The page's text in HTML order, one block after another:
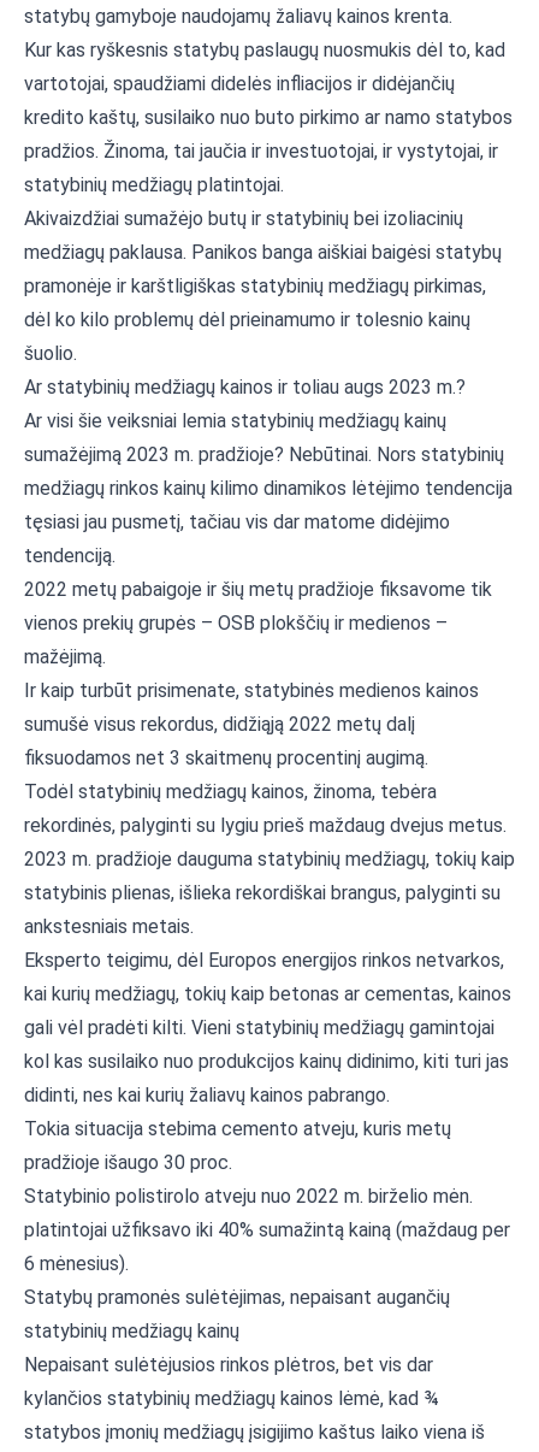
statybų gamyboje naudojamų žaliavų kainos krenta.
Kur kas ryškesnis statybų paslaugų nuosmukis dėl to, kad
vartotojai, spaudžiami didelės infliacijos ir didėjančių
kredito kaštų, susilaiko nuo buto pirkimo ar namo statybos
pradžios. Žinoma, tai jaučia ir investuotojai, ir vystytojai, ir
statybinių medžiagų platintojai.
Akivaizdžiai sumažėjo butų ir statybinių bei izoliacinių
medžiagų paklausa. Panikos banga aiškiai baigėsi statybų
pramonėje ir karštligiškas statybinių medžiagų pirkimas,
dėl ko kilo problemų dėl prieinamumo ir tolesnio kainų
šuolio.
Ar statybinių medžiagų kainos ir toliau augs 2023 m.?
Ar visi šie veiksniai lemia statybinių medžiagų kainų
sumažėjimą 2023 m. pradžioje? Nebūtinai. Nors statybinių
medžiagų rinkos kainų kilimo dinamikos lėtėjimo tendencija
tęsiasi jau pusmetį, tačiau vis dar matome didėjimo
tendenciją.
2022 metų pabaigoje ir šių metų pradžioje fiksavome tik
vienos prekių grupės – OSB plokščių ir medienos –
mažėjimą.
Ir kaip turbūt prisimenate, statybinės medienos kainos
sumušė visus rekordus, didžiąją 2022 metų dalį
fiksuodamos net 3 skaitmenų procentinį augimą.
Todėl statybinių medžiagų kainos, žinoma, tebėra
rekordinės, palyginti su lygiu prieš maždaug dvejus metus.
2023 m. pradžioje dauguma statybinių medžiagų, tokių kaip
statybinis plienas, išlieka rekordiškai brangus, palyginti su
ankstesniais metais.
Eksperto teigimu, dėl Europos energijos rinkos netvarkos,
kai kurių medžiagų, tokių kaip betonas ar cementas, kainos
gali vėl pradėti kilti. Vieni statybinių medžiagų gamintojai
kol kas susilaiko nuo produkcijos kainų didinimo, kiti turi jas
didinti, nes kai kurių žaliavų kainos pabrango.
Tokia situacija stebima cemento atveju, kuris metų
pradžioje išaugo 30 proc.
Statybinio polistirolo atveju nuo 2022 m. birželio mėn.
platintojai užfiksavo iki 40% sumažintą kainą (maždaug per
6 mėnesius).
Statybų pramonės sulėtėjimas, nepaisant augančių
statybinių medžiagų kainų
Nepaisant sulėtėjusios rinkos plėtros, bet vis dar
kylančios statybinių medžiagų kainos lėmė, kad ¾
statybos įmonių medžiagų įsigijimo kaštus laiko viena iš